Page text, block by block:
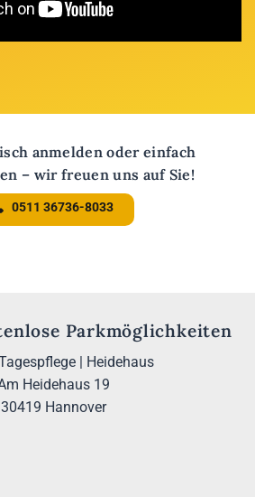
anmelden oder einfach
– wir freuen uns auf Sie!
0511 36736-8033
Parkmöglichkeiten
| Heidehaus
Heidehaus 19
30419 Hannover